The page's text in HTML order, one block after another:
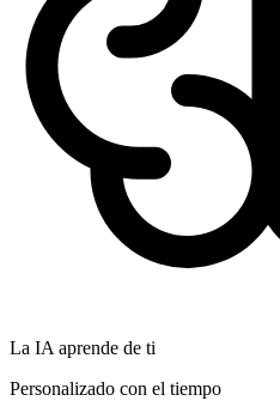
La IA aprende de ti
Personalizado con el tiempo